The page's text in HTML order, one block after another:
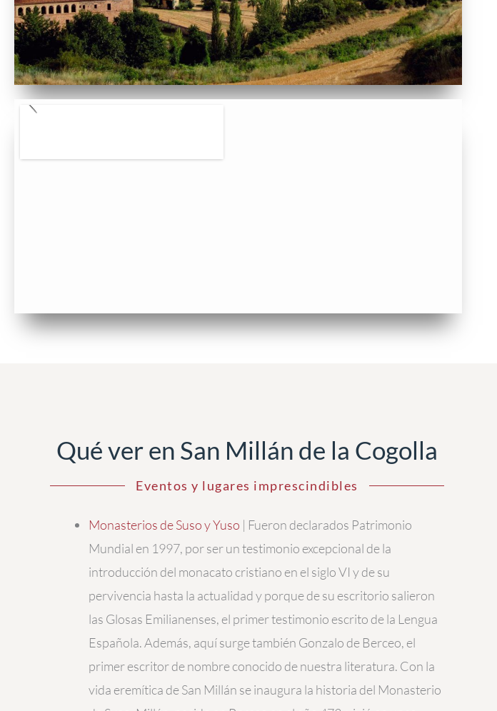
Qué ver en San Millán de la Cogolla
Eventos y lugares imprescindibles
Monasterios de Suso y Yuso | Fueron declarados Patrimonio
Mundial en 1997, por ser un testimonio excepcional de la
introducción del monacato cristiano en el siglo VI y de su
pervivencia hasta la actualidad y porque de su escritorio salieron
las Glosas Emilianenses, el primer testimonio escrito de la Lengua
Española. Además, aquí surge también Gonzalo de Berceo, el
primer escritor de nombre conocido de nuestra literatura. Con la
vida eremítica de San Millán se inaugura la historia del Monasterio